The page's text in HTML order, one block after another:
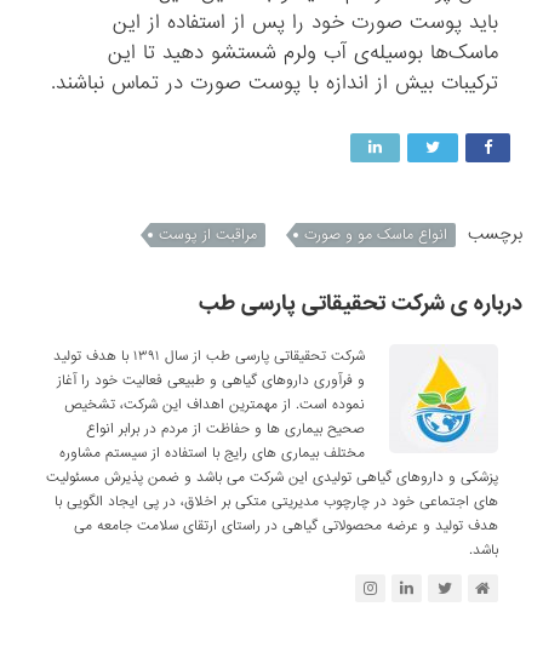
باید پوست صورت خود را پس از استفاده از این
ماسک‌ها بوسیله‌ی آب ولرم شستشو دهید تا این
ترکیبات بیش از اندازه با پوست صورت در تماس نباشند.
برچسب انواع ماسک مو و صورت مراقبت از پوست
درباره ی شرکت تحقیقاتی پارسی طب
شرکت تحقیقاتی پارسی طب از سال ۱۳۹۱ با هدف تولید
و فرآوری داروهای گیاهی و طبیعی فعالیت خود را آغاز
نموده است. از مهمترین اهداف این شرکت، تشخیص
صحیح بیماری ها و حفاظت از مردم در برابر انواع
مختلف بیماری های رایج با استفاده از سیستم مشاوره
پزشکی و داروهای گیاهی تولیدی این شرکت می باشد و ضمن پذیرش مسئولیت
های اجتماعی خود در چارچوب مدیریتی متکی بر اخلاق، در پی ایجاد الگویی با
هدف تولید و عرضه محصولاتی گیاهی در راستای ارتقای سلامت جامعه می
باشد.